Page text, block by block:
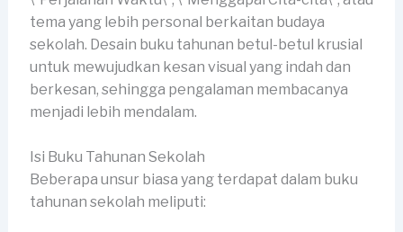
tema yang lebih personal berkaitan budaya
sekolah. Desain buku tahunan betul-betul krusial
untuk mewujudkan kesan visual yang indah dan
berkesan, sehingga pengalaman membacanya
menjadi lebih mendalam.
Isi Buku Tahunan Sekolah
Beberapa unsur biasa yang terdapat dalam buku
tahunan sekolah meliputi: